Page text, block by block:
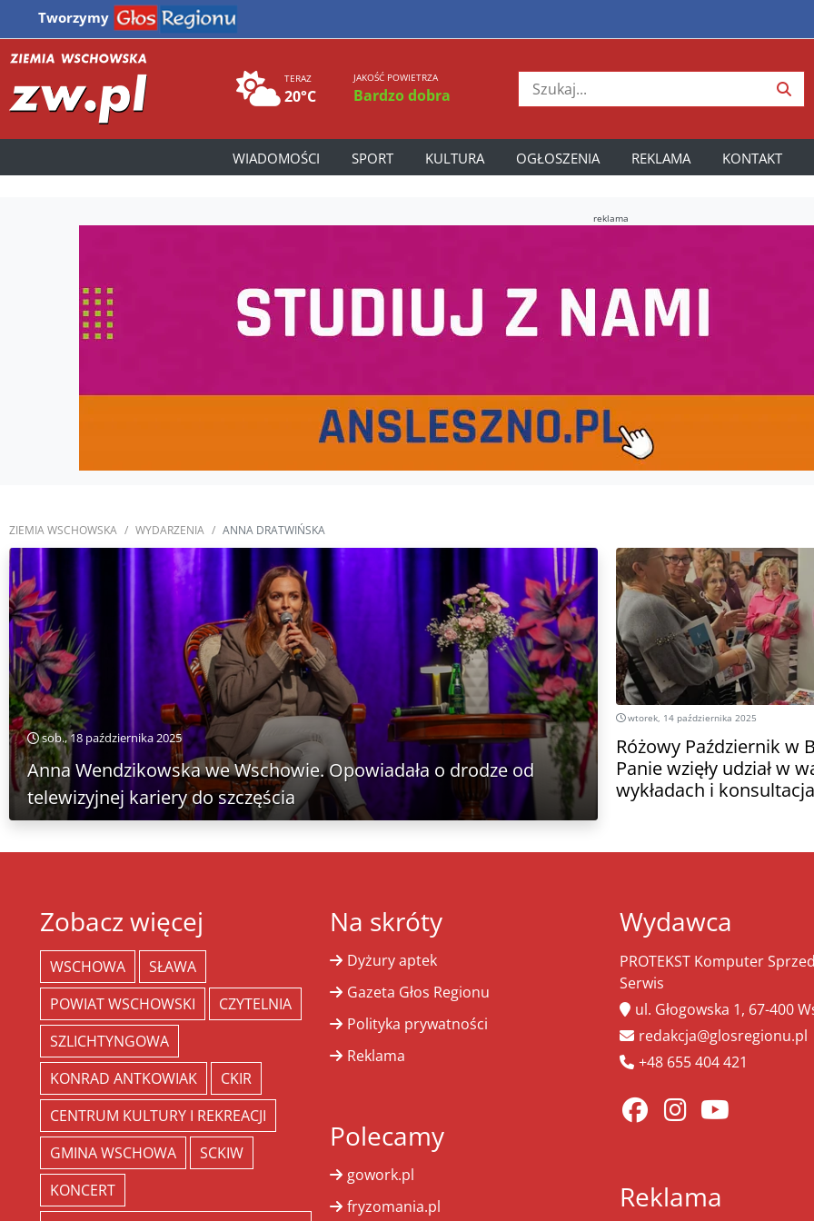
Tworzymy
TERAZ
20°C
JAKOŚĆ POWIETRZA
Bardzo dobra
WIADOMOŚCI SPORT KULTURA OGŁOSZENIA REKLAMA KONTAKT
reklama
ZIEMIA WSCHOWSKA WYDARZENIA ANNA DRATWIŃSKA
sob., 18 października 2025
Anna Wendzikowska we Wschowie. Opowiadała o drodze od
telewizyjnej kariery do szczęścia
wtorek, 14 października 2025
Różowy Październik w
Panie wzięły udział w
wykładach i
Zobacz więcej
WSCHOWA
SŁAWA
POWIAT WSCHOWSKI
CZYTELNIA
SZLICHTYNGOWA
KONRAD ANTKOWIAK
CKIR
CENTRUM KULTURY I REKREACJI
GMINA WSCHOWA
SCKIW
KONCERT
Na skróty
Dyżury aptek
Gazeta Głos Regionu
Polityka prywatności
Reklama
Polecamy
gowork.pl
fryzomania.pl
Wydawca
PROTEKST Komputer
Serwis
ul. Głogowska 1, 67-400
redakcja@glosregionu.pl
+48 655 404 421
Reklama